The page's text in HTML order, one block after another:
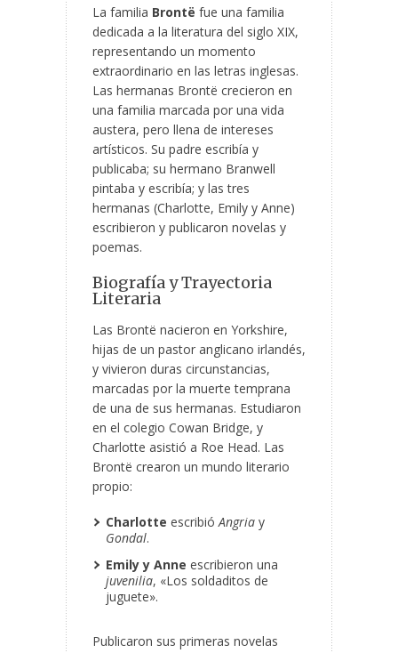
La familia Brontë fue una familia
dedicada a la literatura del siglo XIX,
representando un momento
extraordinario en las letras inglesas.
Las hermanas Brontë crecieron en
una familia marcada por una vida
austera, pero llena de intereses
artísticos. Su padre escribía y
publicaba; su hermano Branwell
pintaba y escribía; y las tres
hermanas (Charlotte, Emily y Anne)
escribieron y publicaron novelas y
poemas.
Biografía y Trayectoria
Literaria
Las Brontë nacieron en Yorkshire,
hijas de un pastor anglicano irlandés,
y vivieron duras circunstancias,
marcadas por la muerte temprana
de una de sus hermanas. Estudiaron
en el colegio Cowan Bridge, y
Charlotte asistió a Roe Head. Las
Brontë crearon un mundo literario
propio:
Charlotte escribióAngria y
Gondal.
Emily y Anne escribieron una
juvenilia, «Los soldaditos de
juguete».
Publicaron sus primeras novelas